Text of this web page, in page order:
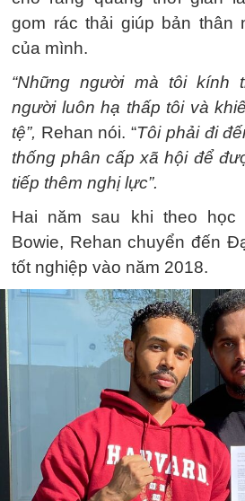
gom rác thải giúp bản thân
của mình.
“Những người mà tôi kính
người luôn hạ thấp tôi và
tệ”, Rehan nói. “Tôi phải đi
thống phân cấp xã hội để
tiếp thêm nghị lực”.
Hai năm sau khi theo
Bowie, Rehan chuyển đến
tốt nghiệp vào năm 2018.